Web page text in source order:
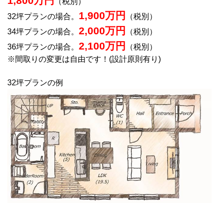
32坪プランの場合。 1,900万円
（税別）
34坪プランの場合。 2,000万円
（税別）
36坪プランの場合。 2,100万円
（税別）
※間取りの変更は自由です！(設計原則有り)
32坪プランの例